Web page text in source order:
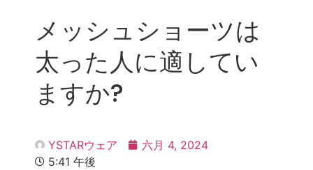
メッシュショーツは
太った人に適してい
ますか?
YSTARウェア
六月 4, 2024
5:41 午後